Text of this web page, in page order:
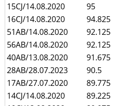
15CJ/14.08.2020
95
16CJ/14.08.2020
94.825
51AB/14.08.2020
92.125
56AB/14.08.2020
92.125
40AB/13.08.2020
91.675
28AB/28.07.2023
90.5
17AB/27.07.2020
89.775
14CJ/14.08.2020
89.225